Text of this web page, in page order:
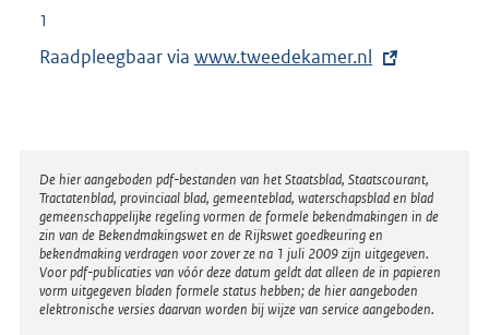
1
Raadpleegbaar via E
r
n
e
l
i
n
www.tweedekamer.nl
Disclaimer
De hier aangeboden pdf-bestanden van het Staatsblad, Staatscourant,
Tractatenblad, provinciaal blad, gemeenteblad, waterschapsblad en blad
gemeenschappelijke regeling vormen de formele bekendmakingen in de
zin van de Bekendmakingswet en de Rijkswet goedkeuring en
bekendmaking verdragen voor zover ze na 1 juli 2009 zijn uitgegeven.
Voor pdf-publicaties van vóór deze datum geldt dat alleen de in papieren
vorm uitgegeven bladen formele status hebben; de hier aangeboden
elektronische versies daarvan worden bij wijze van service aangeboden.